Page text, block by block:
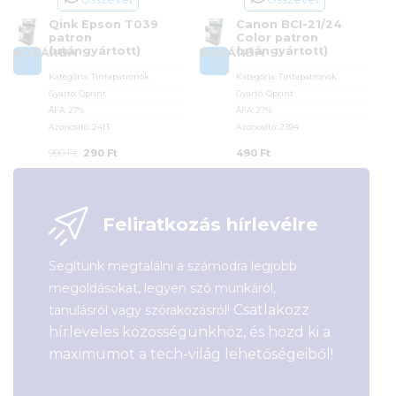
KOSÁRBA
Qink Epson T039
patron
(utángyártott)
Kategória:Tintapatronok
Gyártó:Qprint
ÁFA: 27%
Azonosító: 2413
990Ft Original
price
990 Ft.
290 FtCurrent
price
KOSÁRBA
Canon BCI-21/24
Color patron
(utángyártott)
Kategória: Tintapatronok
Gyártó: Qprint
ÁFA: 27%
Azonosító: 2394
490 Ft
Feliratkozás hírlevélre
Segítünk megtalálni a számodra legjobb
megoldásokat, legyen szó munkáról,
tanulásról vagy szórakozásról! Csatlakozz
hírleveles közösségünkhöz, és hozd ki a
maximumot a tech-világ lehetőségeiből!